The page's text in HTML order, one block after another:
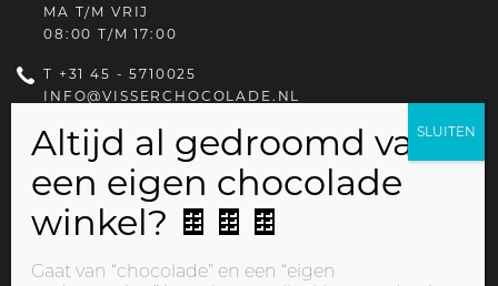
MA T/M VRIJ
08:00 T/M 17:00
T +31 45 - 5710025
INFO@VISSERCHOCOLADE.NL
Gaat van “chocolade” en een “eigen